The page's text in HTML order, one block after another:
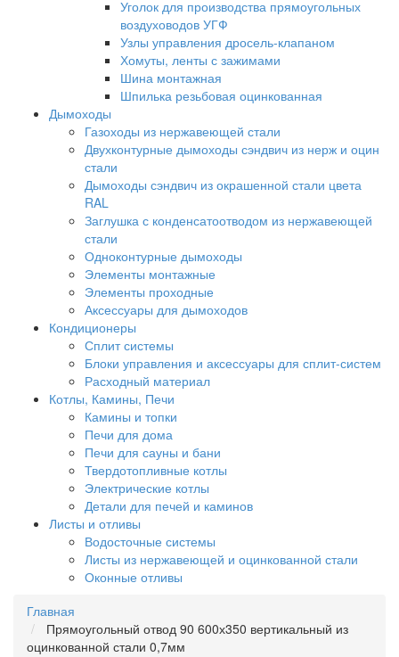
Уголок для производства прямоугольных
воздуховодов УГФ
Узлы управления дросель-клапаном
Хомуты, ленты с зажимами
Шина монтажная
Шпилька резьбовая оцинкованная
Дымоходы
Газоходы из нержавеющей стали
Двухконтурные дымоходы сэндвич из нерж и оцин
стали
Дымоходы сэндвич из окрашенной стали цвета
RAL
Заглушка с конденсатоотводом из нержавеющей
стали
Одноконтурные дымоходы
Элементы монтажные
Элементы проходные
Аксессуары для дымоходов
Кондиционеры
Сплит системы
Блоки управления и аксессуары для сплит-систем
Расходный материал
Котлы, Камины, Печи
Камины и топки
Печи для дома
Печи для сауны и бани
Твердотопливные котлы
Электрические котлы
Детали для печей и каминов
Листы и отливы
Водосточные системы
Листы из нержавеющей и оцинкованной стали
Оконные отливы
Главная
Прямоугольный отвод 90 600х350 вертикальный из
оцинкованной стали 0,7мм